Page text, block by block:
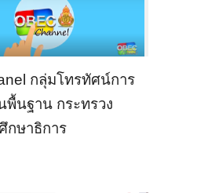
กลุ่มโทรทัศน์การ
พื้นฐาน กระทรวง
ศึกษาธิการ